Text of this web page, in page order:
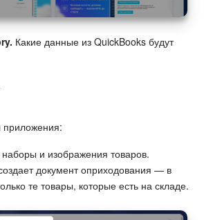
Какие данные из QuickBooks будут
приложения:
и изображения товаров.
документ оприходования — в
те товары, которые есть на складе.